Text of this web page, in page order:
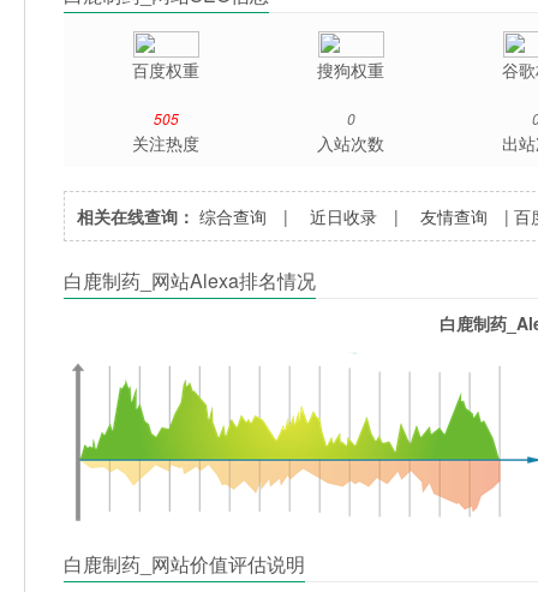
百度权重 搜狗权重 谷
505
关注热度
0
入站次数 出
相关在线查询： 综合查询 |近日收录 |友情查询 |百
白鹿制药_网站Alexa排名情况
白鹿制药
白鹿制药_网站价值评估说明